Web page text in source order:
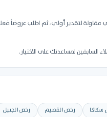
مقاولة لتقدير أولي، ثم اطلب عروضاً
السابقين لمساعدتك على الاختيار.
سكاكا رخص القصيم رخص الجبيل